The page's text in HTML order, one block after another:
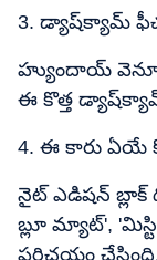
3. డ్యాష్‌క్యామ్
హ్యుందాయ్
ఈ కొత్త
4. ఈ కారు ఏయే
నైట్ ఎడిషన్
బ్లూ మ్యాట్',
పరిచయం